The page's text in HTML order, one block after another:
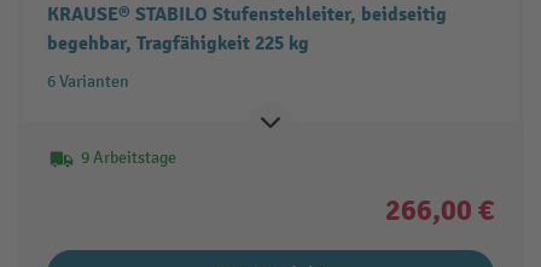
KRAUSE® STABILO Stufenstehleiter, beidseitig
begehbar, Tragfähigkeit 225 kg
6 Varianten
9 Arbeitstage
266,00 €